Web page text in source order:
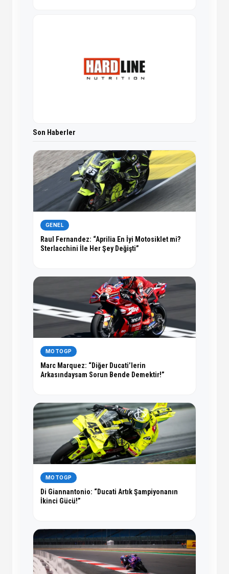
Son Haberler
GENEL
Raul Fernandez: “Aprilia En İyi Motosiklet mi?
Sterlacchini İle Her Şey Değişti”
MOTOGP
Marc Marquez: “Diğer Ducati’lerin
Arkasındaysam Sorun Bende Demektir!”
MOTOGP
Di Giannantonio: “Ducati Artık Şampiyonanın
İkinci Gücü!”